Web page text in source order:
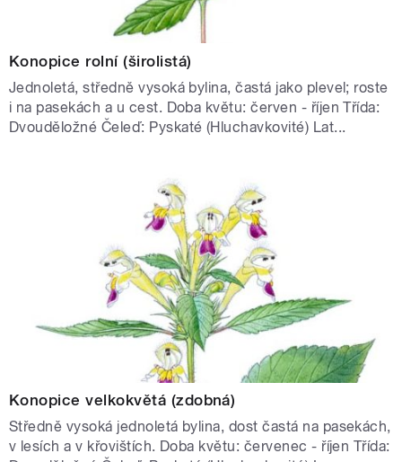
Konopice rolní (širolistá)
Jednoletá, středně vysoká bylina, častá jako plevel; roste
i na pasekách a u cest. Doba květu: červen - říjen Třída:
Dvouděložné Čeleď: Pyskaté (Hluchavkovité) Lat...
Konopice velkokvětá (zdobná)
Středně vysoká jednoletá bylina, dost častá na pasekách,
v lesích a v křovištích. Doba květu: červenec - říjen Třída: